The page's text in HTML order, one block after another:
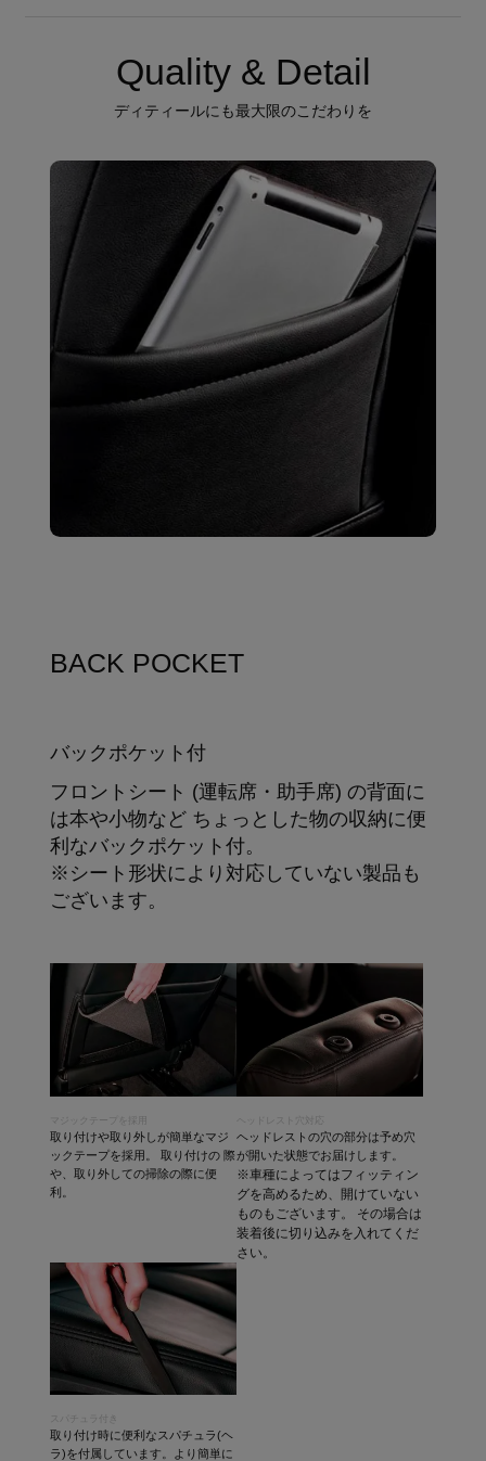
Quality & Detail
ディティールにも最大限のこだわりを
BACK POCKET
バックポケット付
フロントシート (運転席・助手席) の背面に
は本や小物など ちょっとした物の収納に便
利なバックポケット付。
※シート形状により対応していない製品も
ございます。
マジックテープを採用
取り付けや取り外しが簡単なマジ
ックテープを採用。 取り付けの 際
や、取り外しての掃除の際に便
利。
ヘッドレスト穴対応
ヘッドレストの穴の部分は予め穴
が開いた状態でお届けします。
※車種によってはフィッティン
グを高めるため、開けていない
ものもございます。 その場合は
装着後に切り込みを入れてくだ
さい。
スパチュラ付き
取り付け時に便利なスパチュラ(ヘ
ラ)を付属しています。より簡単に